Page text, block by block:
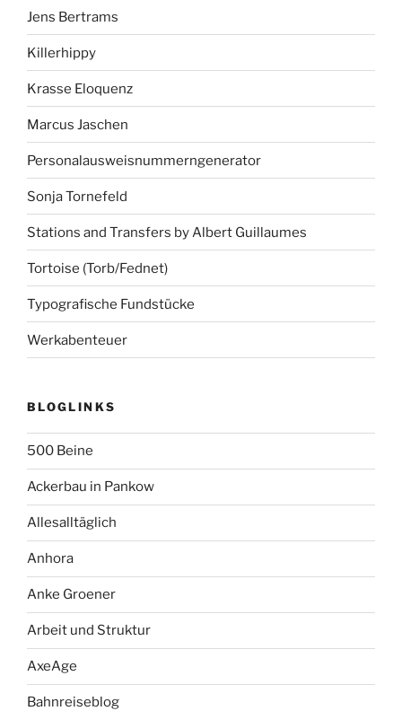
Jens Bertrams
Killerhippy
Krasse Eloquenz
Marcus Jaschen
Personalausweisnummerngenerator
Sonja Tornefeld
Stations and Transfers by Albert Guillaumes
Tortoise (Torb/Fednet)
Typografische Fundstücke
Werkabenteuer
BLOGLINKS
500 Beine
Ackerbau in Pankow
Allesalltäglich
Anhora
Anke Groener
Arbeit und Struktur
AxeAge
Bahnreiseblog